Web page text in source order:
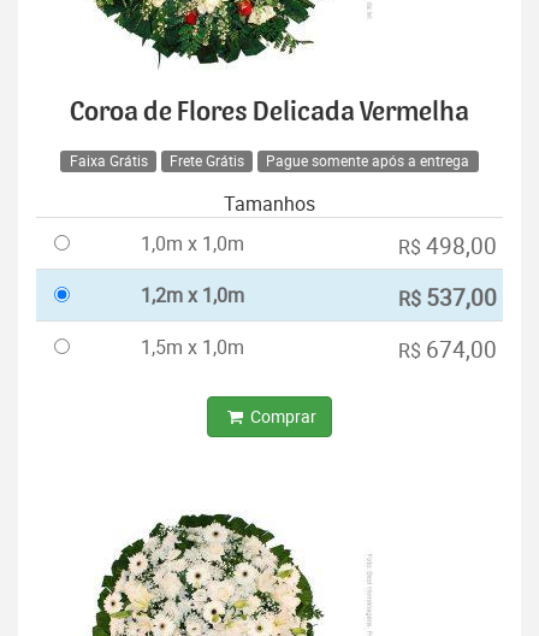
Coroa de Flores Delicada Vermelha
Faixa Grátis Frete Grátis Pague somente após a entrega
Tamanhos
1,0m x 1,0m
R$ 498,00
1,2m x 1,0m R$ 537,00
1,5m x 1,0m R$ 674,00
Comprar